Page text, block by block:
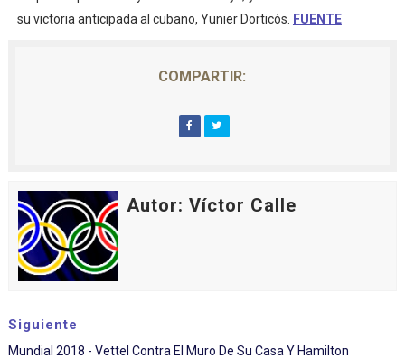
su victoria anticipada al cubano, Yunier Dorticós.
FUENTE
COMPARTIR:
Autor: Víctor Calle
Siguiente
Mundial 2018 - Vettel Contra El Muro De Su Casa Y Hamilton